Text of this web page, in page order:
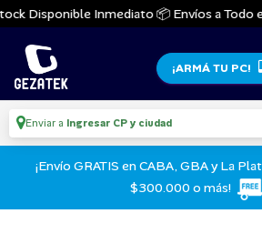
Disponible Inmediato 📦 Envíos a Todo el
¡ARMÁ TU PC!
Enviar a Ingresar CP y ciudad
¡Envío GRATIS en CABA, GBA y La
$300.000 o más!